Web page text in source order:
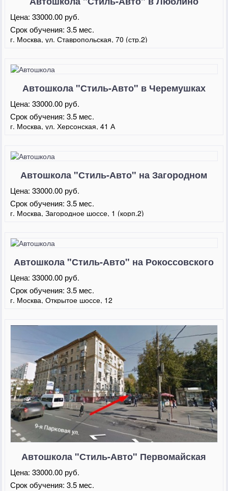
Цена:33000.00 руб.
Срок обучения:3.5 мес.
г. Москва, ул. Ставропольская, 70 (стр.2)
Автошкола "Стиль-Авто" в Черемушках
Цена:33000.00 руб.
Срок обучения:3.5 мес.
г. Москва, ул. Херсонская, 41 А
Автошкола "Стиль-Авто" на Загородном
Цена:33000.00 руб.
Срок обучения:3.5 мес.
г. Москва, Загородное шоссе, 1 (корп.2)
Автошкола "Стиль-Авто" на Рокоссовского
Цена:33000.00 руб.
Срок обучения:3.5 мес.
г. Москва, Открытое шоссе, 12
Автошкола "Стиль-Авто" Первомайская
Цена:33000.00 руб.
Срок обучения:3.5 мес.